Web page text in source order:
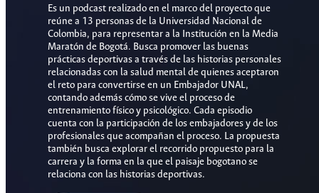
Es un podcast realizado en el marco del proyecto que
reúne a 13 personas de la Universidad Nacional de
Colombia, para representar a la Institución en la Media
Maratón de Bogotá. Busca promover las buenas
prácticas deportivas a través de las historias personales
relacionadas con la salud mental de quienes aceptaron
el reto para convertirse en un Embajador UNAL,
contando además cómo se vive el proceso de
entrenamiento físico y psicológico. Cada episodio
cuenta con la participación de los embajadores y de los
profesionales que acompañan el proceso. La propuesta
también busca explorar el recorrido propuesto para la
carrera y la forma en la que el paisaje bogotano se
relaciona con las historias deportivas.